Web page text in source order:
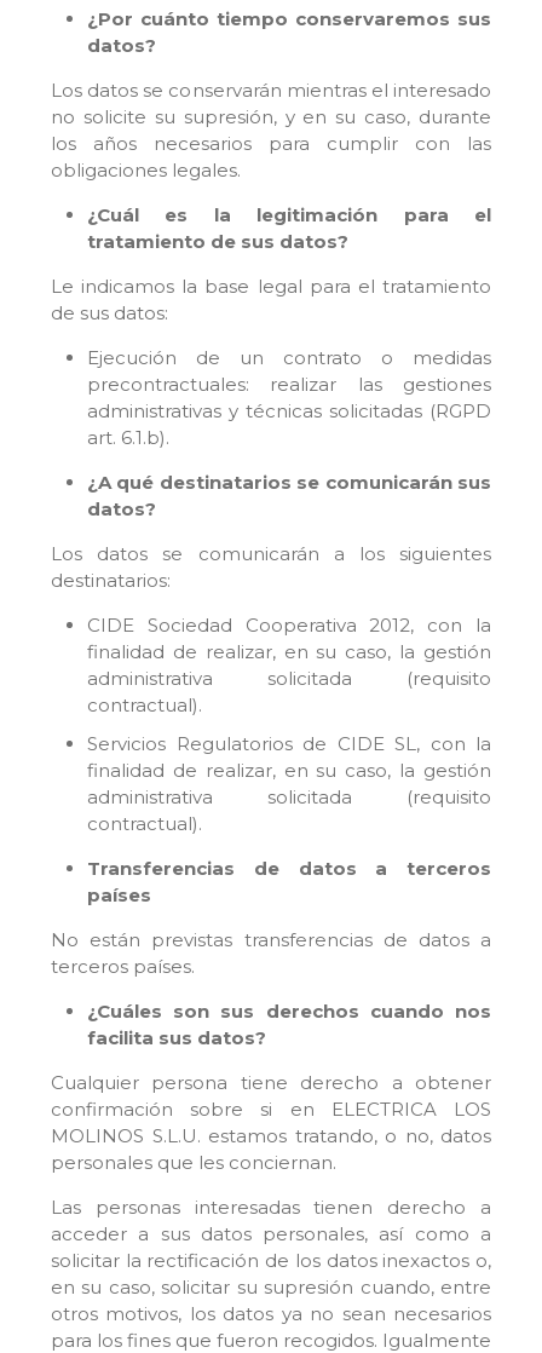
¿Por cuánto tiempo conservaremos sus
datos?
Los datos se conservarán mientras el interesado
no solicite su supresión, y en su caso, durante
los años necesarios para cumplir con las
obligaciones legales.
¿Cuál es la legitimación para el
tratamiento de sus datos?
Le indicamos la base legal para el tratamiento
de sus datos:
Ejecución de un contrato o medidas
precontractuales: realizar las gestiones
administrativas y técnicas solicitadas (RGPD
art. 6.1.b).
¿A qué destinatarios se comunicarán sus
datos?
Los datos se comunicarán a los siguientes
destinatarios:
CIDE Sociedad Cooperativa 2012, con la
finalidad de realizar, en su caso, la gestión
administrativa solicitada (requisito
contractual).
Servicios Regulatorios de CIDE SL, con la
finalidad de realizar, en su caso, la gestión
administrativa solicitada (requisito
contractual).
Transferencias de datos a terceros
países
No están previstas transferencias de datos a
terceros países.
¿Cuáles son sus derechos cuando nos
facilita sus datos?
Cualquier persona tiene derecho a obtener
confirmación sobre si en ELECTRICA LOS
MOLINOS S.L.U. estamos tratando, o no, datos
personales que les conciernan.
Las personas interesadas tienen derecho a
acceder a sus datos personales, así como a
solicitar la rectificación de los datos inexactos o,
en su caso, solicitar su supresión cuando, entre
otros motivos, los datos ya no sean necesarios
para los fines que fueron recogidos. Igualmente